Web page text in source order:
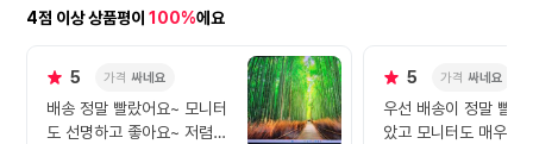
4점 이상 상품평이 100%에요
5 가격 싸네요
배송 정말 빨랐어요~ 모니터
도 선명하고 좋아요~ 저렴하
5 가격 싸네요
우선 배송이 정말 빨라
았고 모니터도 매우 만